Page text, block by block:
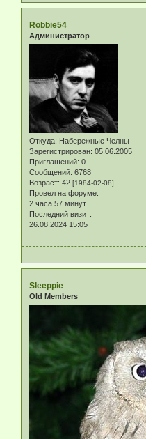
Robbie54
Администратор
Откуда: Набережные Челны
Зарегистрирован: 05.06.2005
Приглашений: 0
Сообщений: 6768
Возраст: 42 [1984-02-08]
Провел на форуме:
2 часа 57 минут
Последний визит:
26.08.2024 15:05
Sleeppie
Old Members